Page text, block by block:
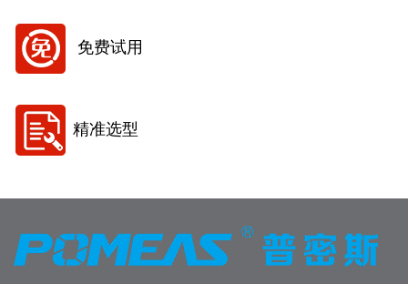
免费试用
精准选型